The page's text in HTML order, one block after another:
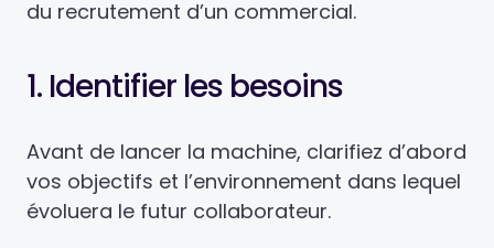
du recrutement d’un commercial.
1. Identifier les besoins
Avant de lancer la machine, clarifiez d’abord
vos objectifs et l’environnement dans lequel
évoluera le futur collaborateur.